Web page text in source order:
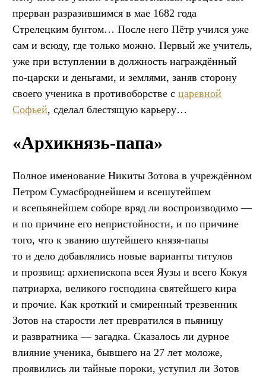
прерван разразившимся в мае 1682 года
Стрелецким бунтом… После него Пётр учился уже
сам и всюду, где только можно. Первый же учитель,
уже при вступлении в должность награждённый
по-царски и деньгами, и землями, заняв сторону
своего ученика в противоборстве с царевной
Софьей, сделал блестящую карьеру…
«Архикнязь-папа»
Полное именование Никиты Зотова в учреждённом
Петром Сумасброднейшем и всешутейшем
и всепьянейшем соборе вряд ли воспроизводимо —
и по причине его непристойности, и по причине
того, что к званию шутейшего князя-папы
то и дело добавлялись новые варианты титулов
и прозвищ: архиепископа всея Яузы и всего Кокуя
патриарха, великого господина святейшего кира
и прочие. Как кроткий и смиренный трезвенник
Зотов на старости лет превратился в пьяницу
и развратника — загадка. Сказалось ли дурное
влияние ученика, бывшего на 27 лет моложе,
проявились ли тайные пороки, уступил ли Зотов